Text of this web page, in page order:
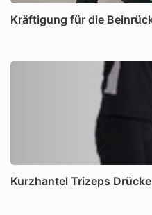
Kräftigung für die
Kurzhantel Trizeps